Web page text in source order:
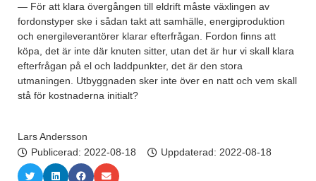
— För att klara övergången till eldrift måste växlingen av
fordonstyper ske i sådan takt att samhälle, energiproduktion
och energileverantörer klarar efterfrågan. Fordon finns att
köpa, det är inte där knuten sitter, utan det är hur vi skall klara
efterfrågan på el och laddpunkter, det är den stora
utmaningen. Utbyggnaden sker inte över en natt och vem skall
stå för kostnaderna initialt?
Lars Andersson
Publicerad: 2022-08-18 Uppdaterad: 2022-08-18